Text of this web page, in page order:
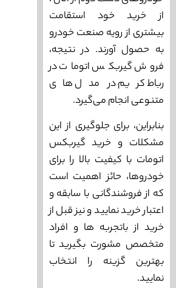
از خرید خود استقامت
بیشتری از رویه صنعت خودرو
به حصول آورند. در نتیجه،
فروش گیربکس اتومات در
رباط کریم در مدل های
متنوعی انجام می‌گیرد.
بنابراین، برای جلوگیری از این
مشکلات و خرید گیربکس
اتومات با کیفیت بالا را برای
خودروها، حائز اهمیت است
که از فروشندگانی با سابقه و
اعتبار خرید نمایید و نیز قبل از
خرید از باتجربه ها و افراد
متخصص مشورت بگیرید تا
بهترین گزینه را انتخاب
نمایید.